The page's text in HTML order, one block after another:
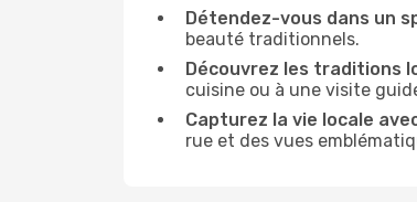
Détendez-vous dans un
beauté traditionnels.
Découvrez les traditions
cuisine ou à une visite
Capturez la vie locale
rue et des vues